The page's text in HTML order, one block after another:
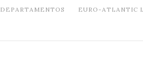
DEPARTAMENTOS EURO-ATLANTIC